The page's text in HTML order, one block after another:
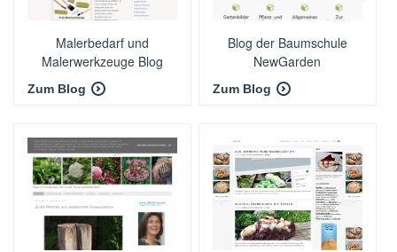
Malerbedarf und
Malerwerkzeuge Blog
Zum Blog
Blog der Baumschule
NewGarden
Zum Blog